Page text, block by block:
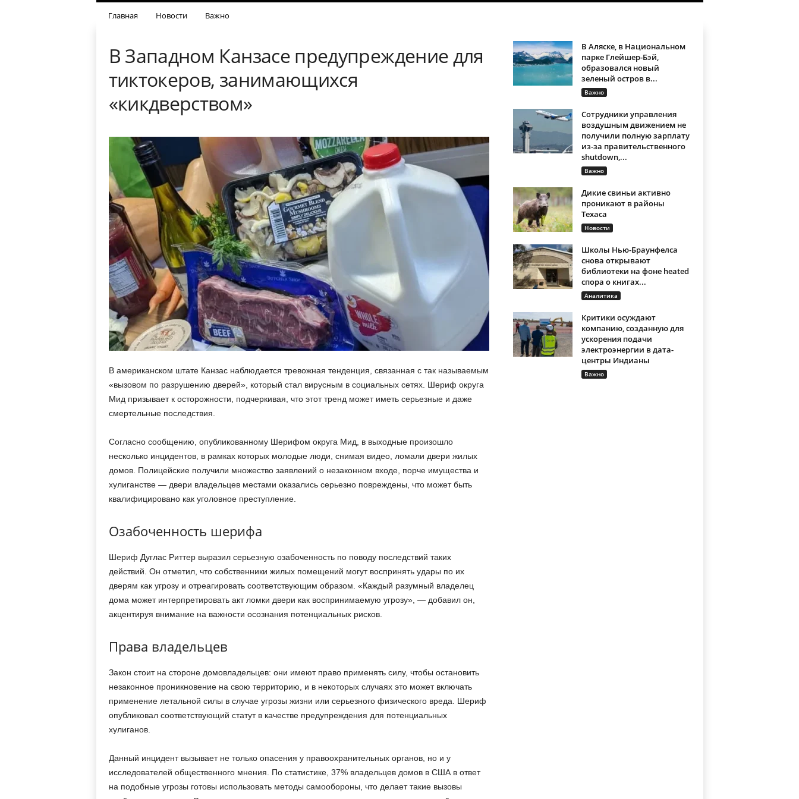
Главная Новости Важно
В Западном Канзасе предупреждение для
тиктокеров, занимающихся
«кикдверством»
В американском штате Канзас наблюдается тревожная тенденция, связанная с так называемым
«вызовом по разрушению дверей», который стал вирусным в социальных сетях. Шериф округа
Мид призывает к осторожности, подчеркивая, что этот тренд может иметь серьезные и даже
смертельные последствия.
Согласно сообщению, опубликованному Шерифом округа Мид, в выходные произошло
несколько инцидентов, в рамках которых молодые люди, снимая видео, ломали двери жилых
домов. Полицейские получили множество заявлений о незаконном входе, порче имущества и
хулиганстве — двери владельцев местами оказались серьезно повреждены, что может быть
квалифицировано как уголовное преступление.
Озабоченность шерифа
Шериф Дуглас Риттер выразил серьезную озабоченность по поводу последствий таких
действий. Он отметил, что собственники жилых помещений могут воспринять удары по их
дверям как угрозу и отреагировать соответствующим образом. «Каждый разумный владелец
дома может интерпретировать акт ломки двери как воспринимаемую угрозу», — добавил он,
акцентируя внимание на важности осознания потенциальных рисков.
Права владельцев
Закон стоит на стороне домовладельцев: они имеют право применять силу, чтобы остановить
незаконное проникновение на свою территорию, и в некоторых случаях это может включать
применение летальной силы в случае угрозы жизни или серьезного физического вреда. Шериф
опубликовал соответствующий статут в качестве предупреждения для потенциальных
хулиганов.
Данный инцидент вызывает не только опасения у правоохранительных органов, но и у
исследователей общественного мнения. По статистике, 37% владельцев домов в США в ответ
на подобные угрозы готовы использовать методы самообороны, что делает такие вызовы
В Аляске, в Национальном
парке Глейшер-Бэй,
образовался новый
зеленый остров в...
Важно
Сотрудники управления
воздушным движением не
получили полную зарплату
из-за правительственного
shutdown,...
Важно
Дикие свиньи активно
проникают в районы
Техаса
Новости
Школы Нью-Браунфелса
снова открывают
библиотеки на фоне heated
спора о книгах...
Аналитика
Критики осуждают
компанию, созданную для
ускорения подачи
электроэнергии в дата-
центры Индианы
Важно